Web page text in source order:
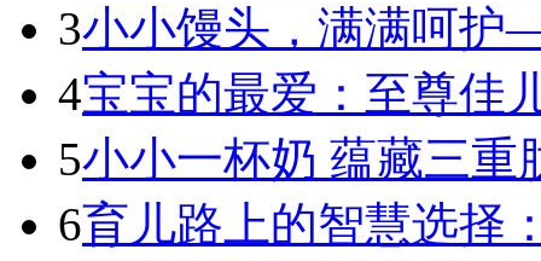
3小小馒头，满满呵
4宝宝的最爱：至尊佳
5小小一杯奶 蕴藏三
6育儿路上的智慧选择